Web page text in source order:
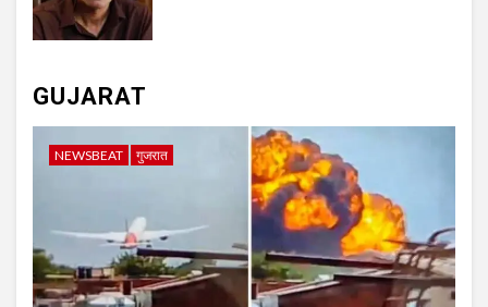
GUJARAT
NEWSBEAT गुजरात